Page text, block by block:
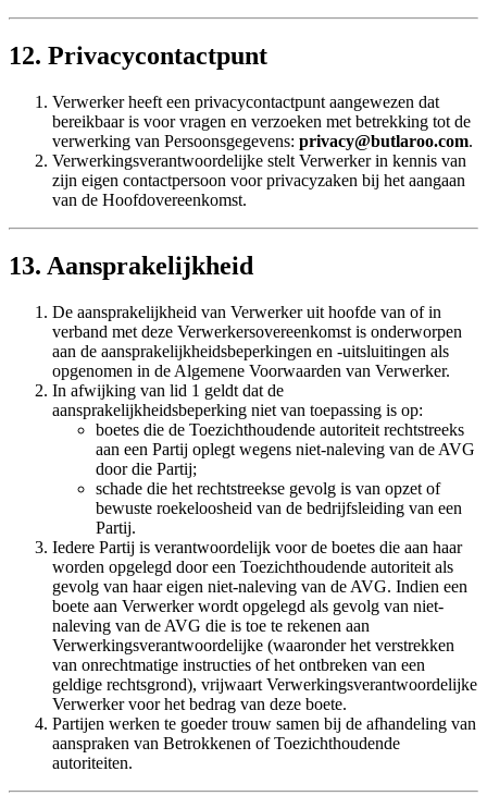
12. Privacycontactpunt
Verwerker heeft een privacycontactpunt aangewezen dat
bereikbaar is voor vragen en verzoeken met betrekking tot de
verwerking van Persoonsgegevens: privacy@butlaroo.com.
Verwerkingsverantwoordelijke stelt Verwerker in kennis van
zijn eigen contactpersoon voor privacyzaken bij het aangaan
van de Hoofdovereenkomst.
13. Aansprakelijkheid
De aansprakelijkheid van Verwerker uit hoofde van of in
verband met deze Verwerkersovereenkomst is onderworpen
aan de aansprakelijkheidsbeperkingen en -uitsluitingen als
opgenomen in de Algemene Voorwaarden van Verwerker.
In afwijking van lid 1 geldt dat de
aansprakelijkheidsbeperking niet van toepassing is op:
boetes die de Toezichthoudende autoriteit rechtstreeks
aan een Partij oplegt wegens niet-naleving van de AVG
door die Partij;
schade die het rechtstreekse gevolg is van opzet of
bewuste roekeloosheid van de bedrijfsleiding van een
Partij.
Iedere Partij is verantwoordelijk voor de boetes die aan haar
worden opgelegd door een Toezichthoudende autoriteit als
gevolg van haar eigen niet-naleving van de AVG. Indien een
boete aan Verwerker wordt opgelegd als gevolg van niet-
naleving van de AVG die is toe te rekenen aan
Verwerkingsverantwoordelijke (waaronder het verstrekken
van onrechtmatige instructies of het ontbreken van een
geldige rechtsgrond), vrijwaart Verwerkingsverantwoordelijke
Verwerker voor het bedrag van deze boete.
Partijen werken te goeder trouw samen bij de afhandeling van
aanspraken van Betrokkenen of Toezichthoudende
autoriteiten.